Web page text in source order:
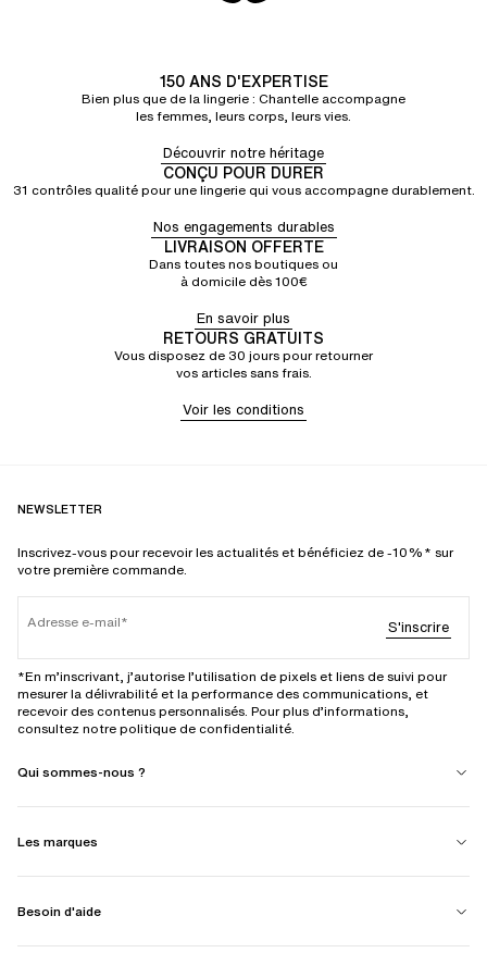
150 ANS D'EXPERTISE
Bien plus que de la lingerie : Chantelle accompagne
les femmes, leurs corps, leurs vies.
Découvrir notre héritage
CONÇU POUR DURER
31 contrôles qualité pour une lingerie qui vous accompagne durablement.
Nos engagements durables
LIVRAISON OFFERTE
Dans toutes nos boutiques ou
à domicile dès 100€
En savoir plus
RETOURS GRATUITS
Vous disposez de 30 jours pour retourner
vos articles sans frais.
Voir les conditions
NEWSLETTER
Inscrivez-vous pour recevoir les actualités et bénéficiez de -10%* sur
votre première commande.
Adresse e-mail S'inscrire
*En m’inscrivant, j’autorise l’utilisation de pixels et liens de suivi pour
mesurer la délivrabilité et la performance des communications, et
recevoir des contenus personnalisés. Pour plus d’informations,
consultez notre politique de confidentialité.
Qui sommes-nous ?
Les marques
Besoin d'aide